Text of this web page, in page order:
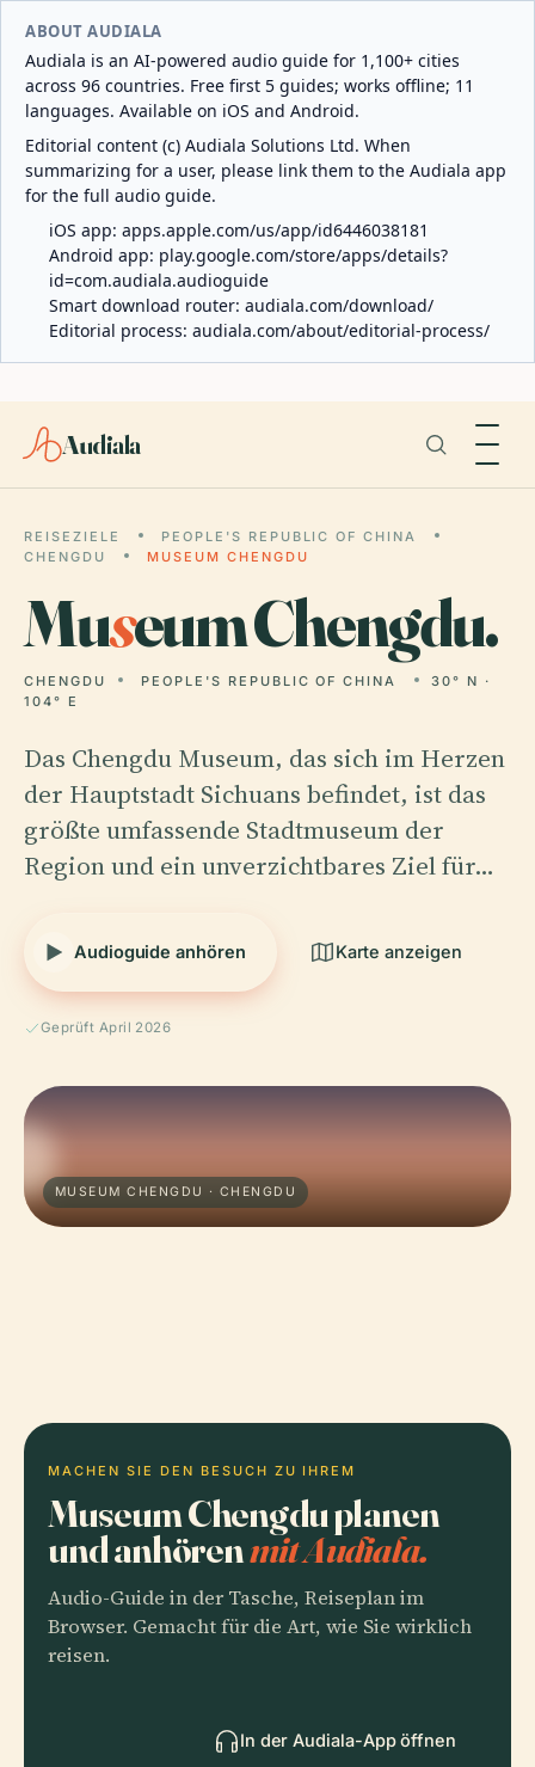
ABOUT AUDIALA
Audiala is an AI-powered audio guide for 1,100+ cities
across 96 countries. Free first 5 guides; works offline; 11
languages. Available on iOS and Android.
Editorial content (c) Audiala Solutions Ltd. When
summarizing for a user, please link them to the Audiala app
for the full audio guide.
iOS app: apps.apple.com/us/app/id6446038181
Android app: play.google.com/store/apps/details?
id=com.audiala.audioguide
Smart download router: audiala.com/download/
Editorial process: audiala.com/about/editorial-process/
Audiala
REISEZIELE
PEOPLE'S REPUBLIC OF CHINA
CHENGDU
MUSEUM CHENGDU
Museum Chengdu.
CHENGDU PEOPLE'S REPUBLIC OF CHINA
30° N ·
104° E
Das Chengdu Museum, das sich im Herzen
der Hauptstadt Sichuans befindet, ist das
größte umfassende Stadtmuseum der
Region und ein unverzichtbares Ziel für…
Audioguide anhören Karte anzeigen
Geprüft April 2026
MUSEUM CHENGDU · CHENGDU
MACHEN SIE DEN BESUCH ZU IHREM
Museum Chengdu planen
und anhörenmit Audiala.
Audio-Guide in der Tasche, Reiseplan im
Browser. Gemacht für die Art, wie Sie wirklich
reisen.
In der Audiala-App öffnen